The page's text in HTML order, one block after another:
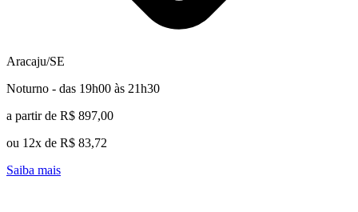
Aracaju/SE
Noturno - das 19h00 às 21h30
a partir de R$ 897,00
ou 12x de R$ 83,72
Saiba mais